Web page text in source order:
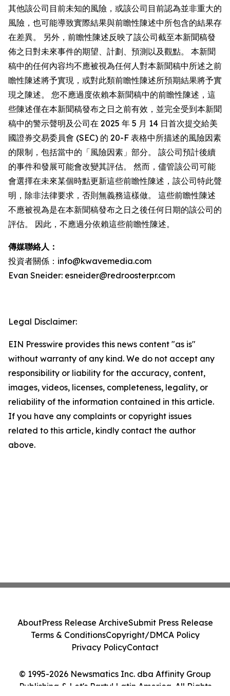
其他該公司目前未知的風險，或該公司目前認為並非重大的
風險，也可能導致實際結果與前瞻性陳述中所包含的結果存
在差異。 另外，前瞻性陳述反映了該公司截至本新聞稿發
佈之日對未來事件的期望、計劃、預測以及觀點。 本新聞
稿中的任何內容均不應被視為任何人對本新聞稿中所述之前
瞻性陳述將予實現，或對此類前瞻性陳述所預期結果將予實
現之陳述。 您不應過度依賴本新聞稿中的前瞻性陳述，這
些陳述僅在本新聞稿發布之日之前有效，並完全受到本新聞
稿中的警示聲明及公司在 2025 年 5 月 14 日首次提交給美
國證券交易委員會 (SEC) 的 20-F 表格中所描述的風險因素
的限制，包括當中的「風險因素」部分。 該公司預計後續
的事件和發展可能會改變其評估。 然而，儘管該公司可能
會選擇在未來某個時點更新這些前瞻性陳述，該公司特此聲
明，除非法律要求，否則無義務這樣做。 這些前瞻性陳述
不應被視為是在本新聞稿發布之日之後任何日期的該公司的
評估。 因此，不應過分依賴這些前瞻性陳述。
傳媒聯絡人：
投資者關係：info@kwavemedia.com
Evan Sneider: esneider@redroosterpr.com
Legal Disclaimer:
EIN Presswire provides this news content "as is"
without warranty of any kind. We do not accept any
responsibility or liability for the accuracy, content,
images, videos, licenses, completeness, legality, or
reliability of the information contained in this article.
If you have any complaints or copyright issues
related to this article, kindly contact the author
above.
© 1995-2026 Newsmatics Inc. dba Affinity Group
Publishing & Let's Party! Latin America. All Rights
AboutPress Release ArchiveSubmit Press Release
Terms & ConditionsCopyright/DMCA Policy
Privacy PolicyContact